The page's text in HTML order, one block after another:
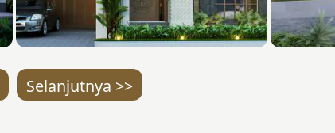
Selanjutnya >>